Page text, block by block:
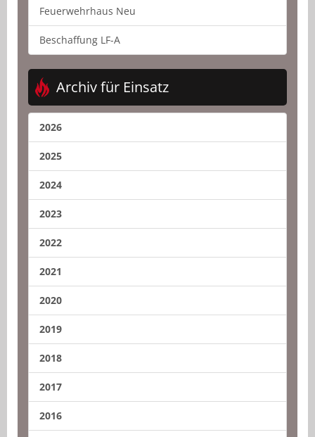
Feuerwehrhaus Neu
Beschaffung LF-A
Archiv für Einsatz
2026
2025
2024
2023
2022
2021
2020
2019
2018
2017
2016